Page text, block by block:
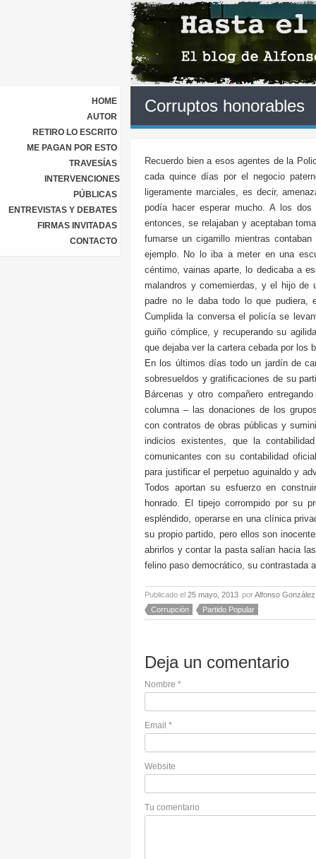
HOME
AUTOR
RETIRO LO ESCRITO
ME PAGAN POR ESTO
TRAVESÍAS
INTERVENCIONES
PÚBLICAS
ENTREVISTAS Y DEBATES
FIRMAS INVITADAS
CONTACTO
Corruptos honorables
Recuerdo bien a esos agentes de la
cada quince días por el negocio
ligeramente marciales, es decir,
podía hacer esperar mucho. A los
entonces, se relajaban y aceptaban
fumarse un cigarrillo mientras
ejemplo. No lo iba a meter en una
céntimo, vainas aparte, lo dedicaba a
malandros y comemierdas, y el hijo de
padre no le daba todo lo que pudiera,
Cumplida la conversa el policía se
guiño cómplice, y recuperando su
que dejaba ver la cartera cebada por los
En los últimos días todo un jardín de
sobresueldos y gratificaciones de su
Bárcenas y otro compañero
columna – las donaciones de los
con contratos de obras públicas y
indicios existentes, que la
comunicantes con su contabilidad
para justificar el perpetuo aguinaldo y
Todos aportan su esfuerzo en
honrado. El tipejo corrompido por su
espléndido, operarse en una clínica
su propio partido, pero ellos son
abrirlos y contar la pasta salían hacia
felino paso democrático, su contrastada
Publicado el 25 mayo, 2013 porAlfonso
Corrupción
Partido Popular
Deja un comentario
Nombre *
Email *
Website
Tu comentario